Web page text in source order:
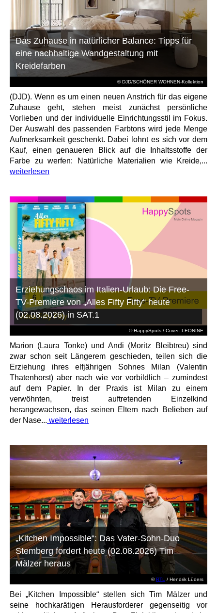
© DJD/SCHÖNER WOHNEN-Kollektion
Das Zuhause in natürlicher Balance: Tipps für
eine nachhaltige Wandgestaltung mit
Kreidefarben
(DJD). Wenn es um einen neuen Anstrich für das eigene
Zuhause geht, stehen meist zunächst persönliche
Vorlieben und der individuelle Einrichtungsstil im Fokus.
Der Auswahl des passenden Farbtons wird jede Menge
Aufmerksamkeit geschenkt. Dabei lohnt es sich vor dem
Kauf, einen genaueren Blick auf die Inhaltsstoffe der
Farbe zu werfen: Natürliche Materialien wie Kreide,...
weiterlesen
© HappySpots / Cover: LEONINE
Erziehungschaos im Italien-Urlaub: Die Free-
TV-Premiere von „Alles Fifty Fifty“ heute
(02.08.2026) in SAT.1
Marion (Laura Tonke) und Andi (Moritz Bleibtreu) sind
zwar schon seit Längerem geschieden, teilen sich die
Erziehung ihres elfjährigen Sohnes Milan (Valentin
Thatenhorst) aber nach wie vor vorbildlich – zumindest
auf dem Papier. In der Praxis ist Milan zu einem
verwöhnten, treist auftretenden Einzelkind
herangewachsen, das seinen Eltern nach Belieben auf
der Nase... weiterlesen
©RTL / Hendrik Lüders
„Kitchen Impossible“: Das Vater-Sohn-Duo
Stemberg fordert heute (02.08.2026) Tim
Mälzer heraus
Bei „Kitchen Impossible“ stellen sich Tim Mälzer und
seine hochkarätigen Herausforderer gegenseitig vor